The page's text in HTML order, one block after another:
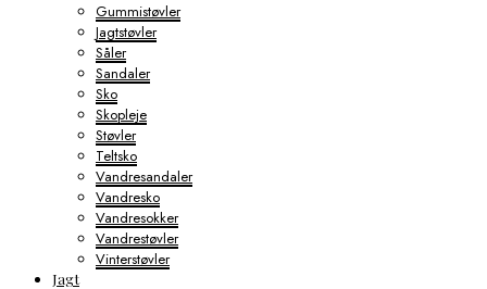
Gummistøvler
Jagtstøvler
Såler
Sandaler
Sko
Skopleje
Støvler
Teltsko
Vandresandaler
Vandresko
Vandresokker
Vandrestøvler
Vinterstøvler
Jagt